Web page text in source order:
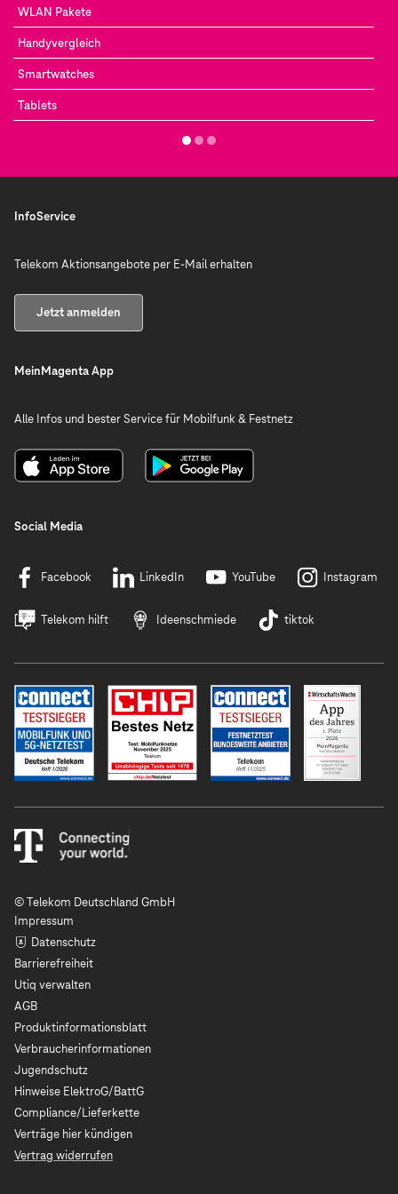
WLAN Pakete
Handyvergleich
Smartwatches
Tablets
InfoService
Telekom Aktionsangebote per E-Mail erhalten
Jetzt anmelden
MeinMagenta App
Alle Infos und bester Service für Mobilfunk & Festnetz
Social Media
Facebook LinkedIn YouTube Instagram
Telekom hilft Ideenschmiede tiktok
© Telekom Deutschland GmbH
Impressum
Datenschutz
Barrierefreiheit
Utiq verwalten
AGB
Produktinformationsblatt
Verbraucherinformationen
Jugendschutz
Hinweise ElektroG/BattG
Compliance/Lieferkette
Verträge hier kündigen
Vertrag widerrufen